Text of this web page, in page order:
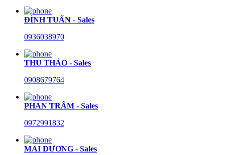
ĐÌNH TUẤN - Sales
0936038970
THU THẢO - Sales
0908679764
PHAN TRÂM - Sales
0972991832
MAI DƯƠNG - Sales